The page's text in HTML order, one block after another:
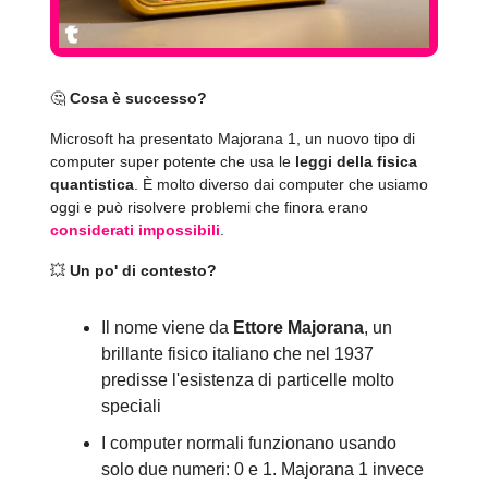
🤔 Cosa è successo?
Microsoft ha presentato Majorana 1, un nuovo tipo di
computer super potente che usa le leggi della fisica
quantistica . È molto diverso dai computer che usiamo
oggi e può risolvere problemi che finora erano
considerati impossibili
💥 Un po' di contesto?
Il nome viene da Ettore Majorana, un
brillante fisico italiano che nel 1937
predisse l'esistenza di particelle molto
speciali
I computer normali funzionano usando
solo due numeri: 0 e 1. Majorana 1 invece